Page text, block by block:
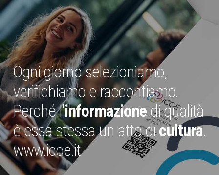
Ogni giorno selezioniamo,
verifichiamo e raccontiamo.
Perché l'informazionedi qualità
è essa stessa un atto dicultura.
www.icoe.it